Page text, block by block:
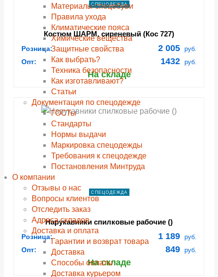
Материалы спецобуви
Правила ухода
Климатические пояса
Химические вещества
Защитные свойства
Как выбрать?
Техника безопасности
Как изготавливают?
Статьи
Документация по спецодежде
ГОСТы
Cтандарты
Нормы выдачи
Маркировка спецодежды
Требования к спецодежде
Постановления Минтруда
О компании
Отзывы о нас
Вопросы клиентов
Отследить заказ
Адреса складов
Доставка и оплата
Гарантии и возврат товара
Доставка
Способы оплаты
Доставка курьером
СПЕЦОДЕЖДА
Костюм ШАРМ, сиреневый (Кос 727)
Розница: 2 005 руб.
Опт: 1432 руб.
На складе
СПЕЦОДЕЖДА
Нарукавники спилковые рабочие ()
Розница: 1 189 руб.
Опт: 849 руб.
На складе